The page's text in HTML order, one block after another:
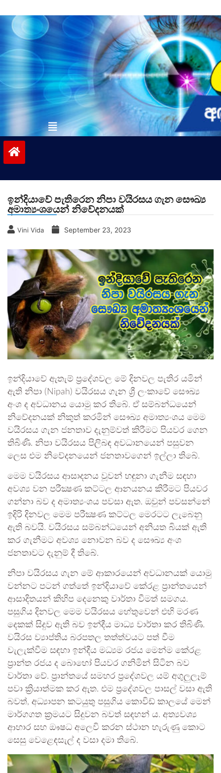
to
contentvinivida.lk
ඉන්දියාවේ පැතිරෙන නිපා වයිරසය ගැන සෞඛ්‍ය
අමාත්‍යංශයෙන් නිවේදනයක්
Vini Vida September 23, 2023
ඉන්දියාවේ ඇතැම් ප්‍රදේශවල මේ දිනවල පැතිර යමින්
ඇති නිපා (Nipah) වයිරසය ගැන ශ්‍රී ලංකාවේ සෞඛ්‍ය
අංශ ද අවධානය යොමු කර තිබේ. ඒ සම්බන්ධයෙන්
නිවේදනයක් නිකුත් කරමින් සෞඛ්‍ය අමාත්‍යංශය මෙම
වයිරසය ගැන ජනතාව දැනුම්වත් කිරීමට පියවර ගෙන
තිබිණි. නිපා වයිරසය පිලිබඳ අවධානයෙන් පසුවන
ලෙස එම නිවේදනයෙන් ජනතාවගෙන් ඉල්ලා තිබේ.
මෙම වයිරසය ආසාදනය වූවන් හඳුනා ගැනීම සඳහා
අවශ්‍ය වන පරීක්‍ෂණ කට්ටල ආනයනය කිරීමට පියවර
ගන්නා බව ද අමාත්‍යංශය පවසා ඇත. ඔවුන් පවසන්නේ
ඉදිරි දිනවල මෙම පරීක්‍ෂණ කට්ටල මෙරටට ලැබෙනු
ඇති බවයි. වයිරසය සම්බන්ධයෙන් අනියත බියක් ඇති
කර ගැනීමට අවශ්‍ය නොවන බව ද සෞඛ්‍ය අංශ
ජනතාවට දැනුම් දී තිබේ.
නිපා වයිරසය ගැන මේ ආකාරයෙන් අවධානයක් යොමු
වන්නට පටන් ගත්තේ ඉන්දියාවේ කේරළ ප්‍රාන්තයෙන්
ආසාදිතයන් කිහිප දෙනෙකු වාර්තා වීමත් සමගය.
පසුගිය දිනවල මෙම වයිරසය හේතුවෙන් එහි මරණ
දෙකක් සිදුව ඇති බව ඉන්දීය මාධ්‍ය වාර්තා කර තිබිණි.
වයිරස ව්‍යාප්තිය බරපතල තත්ත්වයට පත් වීම
වැලැක්වීම සඳහා ඉන්දීය මධ්‍යම රජය මෙන්ම කේරළ
ප්‍රාන්ත රජය ද බොහෝ පියවර ගනිමින් සිටින බව
වාර්තා වේ. ප්‍රාන්තයේ සමහර ප්‍රදේශවල යම් අගුලුලෑම්
පවා ක්‍රියාත්මක කර ඇත. එම ප්‍රදේශවල පාසල් වසා ඇති
බවත්, අධ්‍යාපන කටයුතු පසුගිය කොවිඩ් කාලයේ මෙන්
මාර්ගගත ක්‍රමයට සිදුවන බවත් සඳහන් ය. අත්‍යවශ්‍ය
ආහාර සහ ඖෂධ අලෙවි කරන ස්ථාන හැරුණු කොට
සෙසු වෙළෙඳසැල් ද වසා දමා තිබේ.